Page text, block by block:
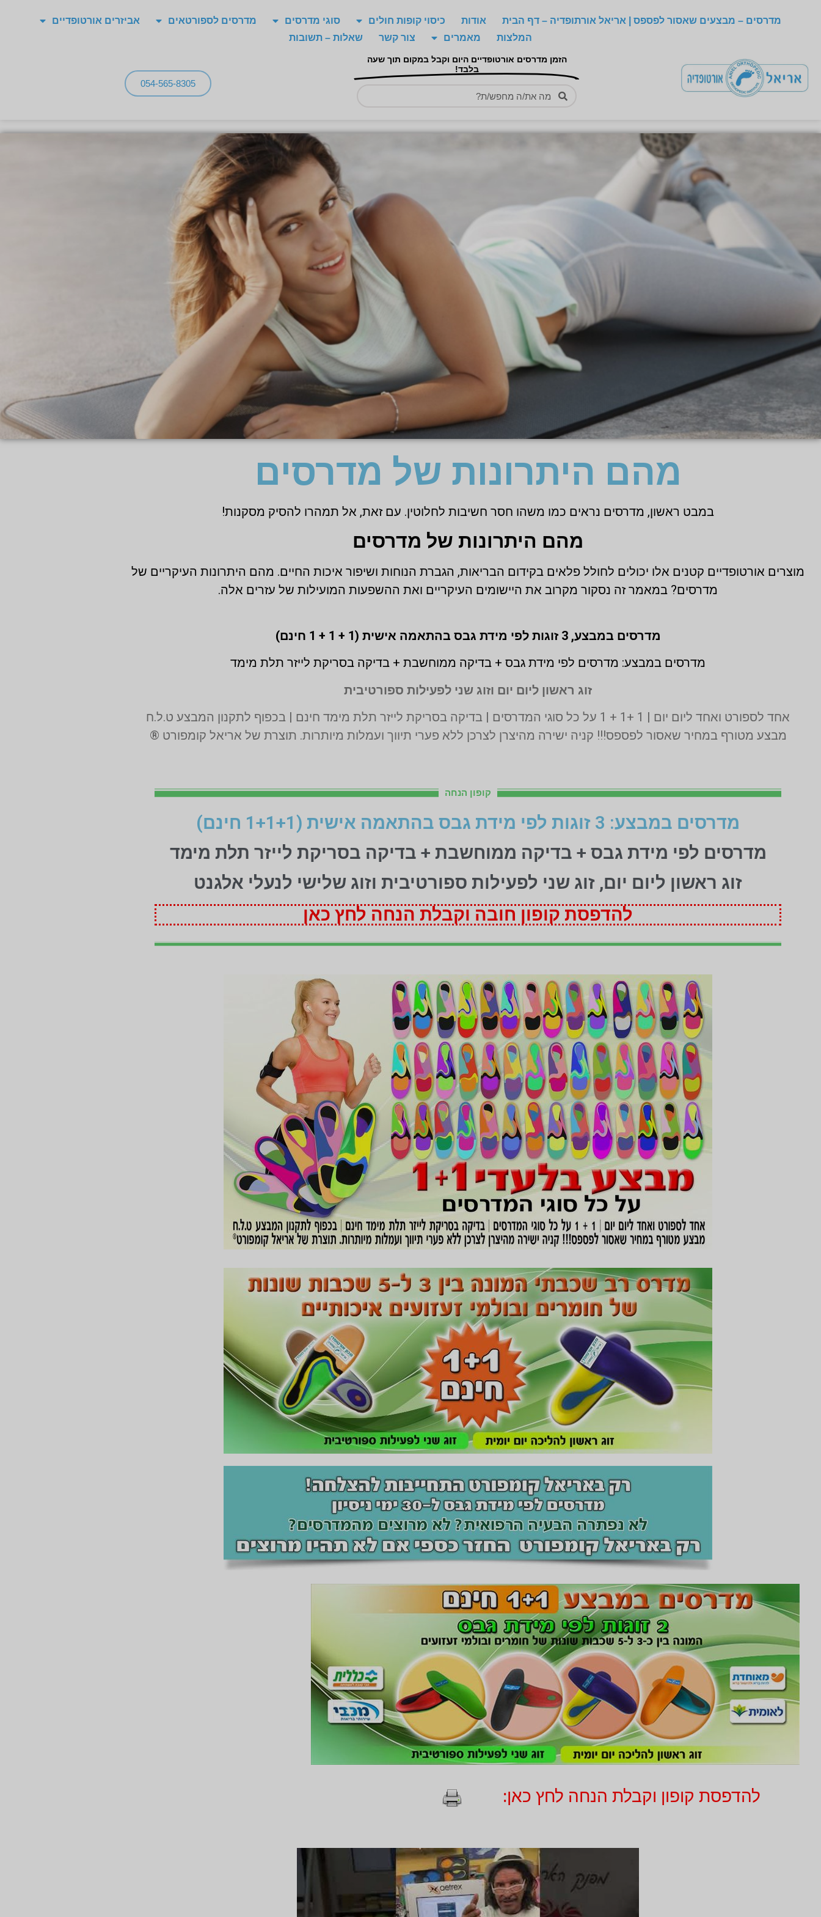
מדרסים – מבצעים שאסור לפספס | אריאל אורתופדיה – דף הבית אודות כיסוי קופות חולים סוגי מדרסים מדרסים לספורטאים
אביזרים אורטופדיים
המלצות
מאמרים צור קשר שאלות – תשובות
הזמן מדרסים אורטופדיים היום וקבל במקום תוך שעה
בלבד!
054-565-8305
מהם היתרונות של מדרסים
במבט ראשון, מדרסים נראים כמו משהו חסר חשיבות לחלוטין. עם זאת, אל תמהרו להסיק מסקנות!
מהם היתרונות של מדרסים
מוצרים אורטופדיים קטנים אלו יכולים לחולל פלאים בקידום הבריאות, הגברת הנוחות ושיפור איכות החיים. מהם היתרונות העיקריים של
מדרסים? במאמר זה נסקור מקרוב את היישומים העיקריים ואת ההשפעות המועילות של עזרים אלה.
מדרסים במבצע,3 זוגות לפי מידת גבס בהתאמה אישית (1 + 1 + 1 חינם)
מדרסים במבצע: מדרסים לפי מידת גבס + בדיקה ממוחשבת + בדיקה בסריקת לייזר תלת מימד
זוג ראשון ליום יום וזוג שני לפעילות ספורטיבית
אחד לספורט ואחד ליום יום | 1 +1 + 1 על כל סוגי המדרסים | בדיקה בסריקת לייזר תלת מימד חינם | בכפוף לתקנון המבצע ט.ל.ח
מבצע מטורף במחיר שאסור לפספס!!! קניה ישירה מהיצרן לצרכן ללא פערי תיווך ועמלות מיותרות. תוצרת של אריאל קומפורט ®
קופון הנחה
מדרסים במבצע: 3 זוגות לפי מידת גבס בהתאמה אישית (1+1+1 חינם)
מדרסים לפי מידת גבס + בדיקה ממוחשבת + בדיקה בסריקת לייזר תלת מימד
זוג ראשון ליום יום, זוג שני לפעילות ספורטיבית וזוג שלישי לנעלי אלגנט
להדפסת קופון חובה וקבלת הנחה לחץ כאן
להדפסת קופון וקבלת הנחה לחץ כאן: